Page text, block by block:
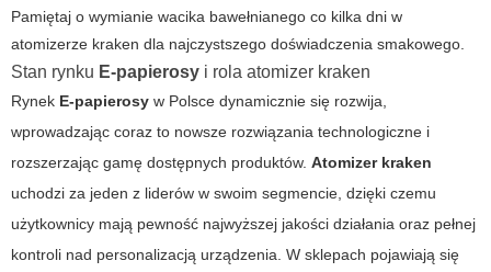
Pamiętaj o wymianie wacika bawełnianego co kilka dni w
atomizerze kraken dla najczystszego doświadczenia smakowego.
Stan rynku E-papierosy i rola atomizer kraken
Rynek E-papierosy w Polsce dynamicznie się rozwija,
wprowadzając coraz to nowsze rozwiązania technologiczne i
rozszerzając gamę dostępnych produktów. Atomizer kraken
uchodzi za jeden z liderów w swoim segmencie, dzięki czemu
użytkownicy mają pewność najwyższej jakości działania oraz pełnej
kontroli nad personalizacją urządzenia. W sklepach pojawiają się